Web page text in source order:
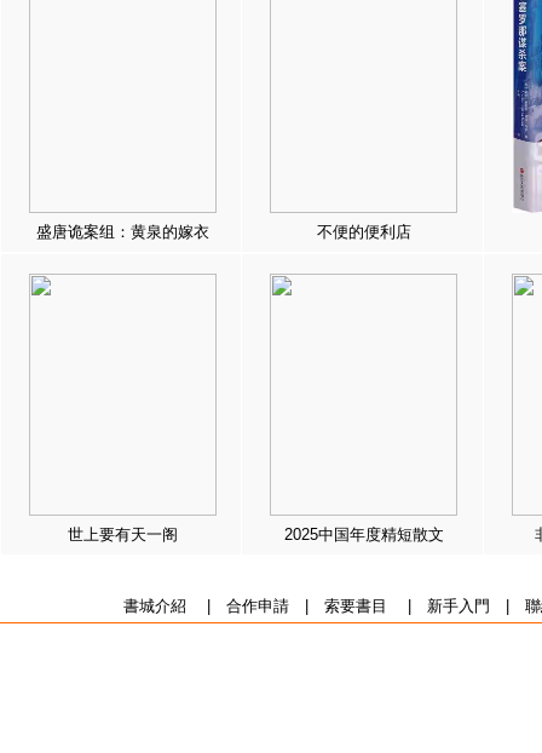
盛唐诡案组：黄泉的嫁衣 不便的便利店
世上要有天一阁 2025中国年度精短散文
書城介紹 合作申請| 索要書目 新手入門